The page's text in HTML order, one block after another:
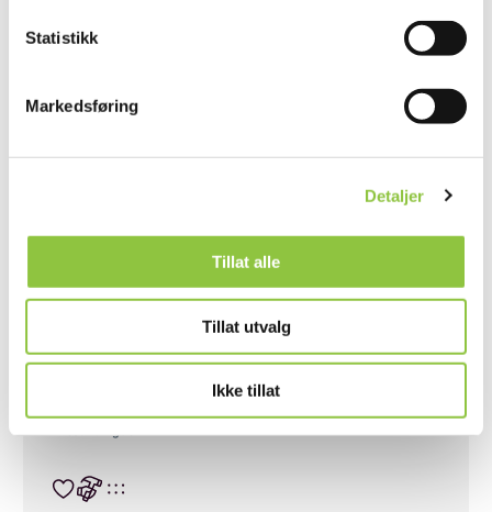
Statistikk
Markedsføring
Detaljer
Tillat alle
Tillat utvalg
Ikke tillat
ÅSBØ GÅRD EVENSEN
LEVENDE GÅRD